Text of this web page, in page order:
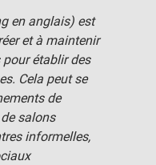
en anglais) est
et à maintenir
établir des
Cela peut se
de
salons
informelles,